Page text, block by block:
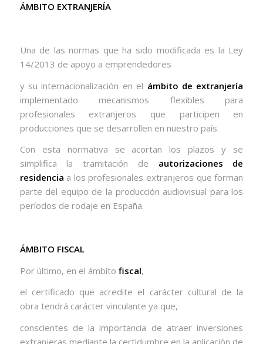
ÁMBITO EXTRANJERÍA
Una de las normas que ha sido modificada es la Ley
14/2013 de apoyo a emprendedores
y su internacionalización en el ámbito de extranjería
implementado mecanismos flexibles para
profesionales extranjeros que participen en
producciones que se desarrollen en nuestro país.
Con esta normativa se acortan los plazos y se
simplifica la tramitación de autorizaciones de
residencia a los profesionales extranjeros que forman
parte del equipo de la producción audiovisual para los
períodos de rodaje en España.
ÁMBITO FISCAL
Por último, en el ámbito fiscal,
el certificado que acredite el carácter cultural de la
obra tendrá carácter vinculante ya que,
conscientes de la importancia de atraer inversiones
extranjeras mediante la certidumbre en la aplicación de